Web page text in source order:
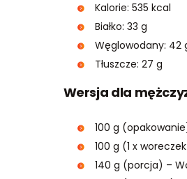
Kalorie: 535 kcal
Białko: 33 g
Węglowodany: 42
Tłuszcze: 27 g
Wersja dla
100 g
100 g (1 x
140 g (porcja) –